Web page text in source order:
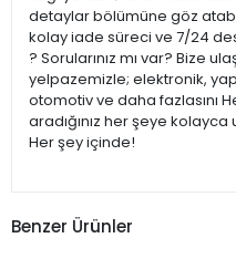
detaylar bölümüne göz
kolay iade süreci ve 7/24
? Sorularınız mı var? Bize
yelpazemizle; elektronik,
otomotiv ve daha fazlasını
aradığınız her şeye
Her şey içinde!
Benzer Ürünler